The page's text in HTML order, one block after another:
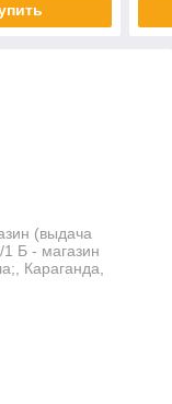
(выдача
1 Б - магазин
Караганда,